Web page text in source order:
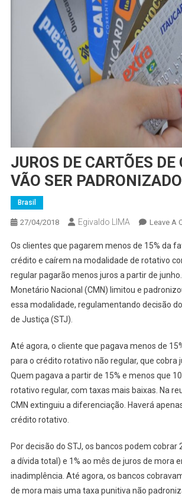
JUROS DE CARTÕES DE
VÃO SER
Brasil
27/04/2018 Egivaldo LIMA Leave A
Os clientes que pagarem menos de 15% da
crédito e caírem na modalidade de rotativo
regular pagarão menos juros a partir de
Monetário Nacional (CMN) limitou e
essa modalidade, regulamentando decisão
de Justiça (STJ).
Até agora, o cliente que pagava menos de
para o crédito rotativo não regular, que cobra
Quem pagava a partir de 15% e menos que
rotativo regular, com taxas mais baixas. Na
CMN extinguiu a diferenciação. Haverá
crédito rotativo.
Por decisão do STJ, os bancos podem cobrar
a dívida total) e 1% ao mês de juros de mora
inadimplência. Até agora, os bancos
de mora mais uma taxa punitiva não